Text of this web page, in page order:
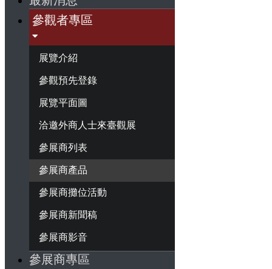
參觀者專區
展覽介紹
參觀預先登錄
展覽平面圖
洽邀外商人士來臺觀展
參展商列表
參展商產品
參展商攤位活動
參展商新聞稿
參展商影音
參展商專區